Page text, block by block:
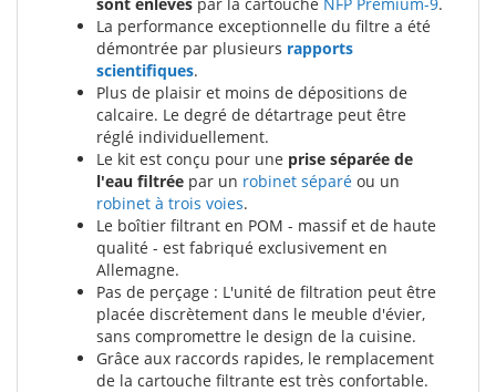
La performance exceptionnelle du filtre a été
démontrée par plusieurs rapports
scientifiques.
Plus de plaisir et moins de dépositions de
calcaire. Le degré de détartrage peut être
réglé individuellement.
Le kit est conçu pour une prise séparée de
l'eau filtrée par un robinet séparé ou un
robinet à trois voies.
Le boîtier filtrant en POM - massif et de haute
qualité - est fabriqué exclusivement en
Allemagne.
Pas de perçage : L'unité de filtration peut être
placée discrètement dans le meuble d'évier,
sans compromettre le design de la cuisine.
Grâce aux raccords rapides, le remplacement
de la cartouche filtrante est très confortable.